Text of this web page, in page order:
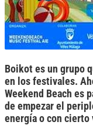
Boikot es un grupo
en los festivales.
Weekend Beach es
de empezar el
energía o con